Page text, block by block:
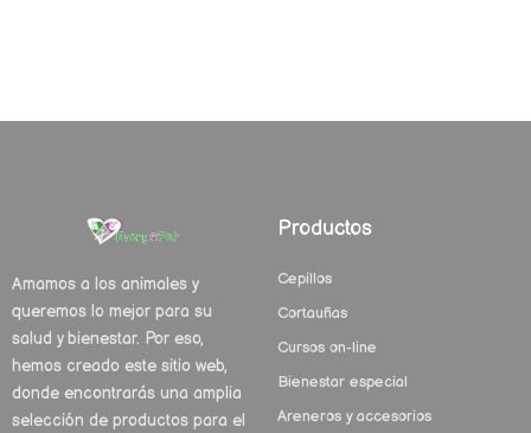
Amamos a los animales y
queremos lo mejor para su
salud y bienestar. Por eso,
hemos creado este sitio web,
donde encontrarás una amplia
selección de productos para el
Productos
Cepillos
Cortauñas
Cursos on-line
Bienestar especial
Areneros y accesorios